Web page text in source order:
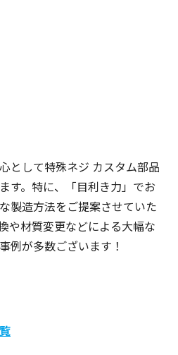
として特殊ネジ カスタム部品
す。特に、「目利き力」でお
製造方法をご提案させていた
や材質変更などによる大幅な
例が多数ございます！